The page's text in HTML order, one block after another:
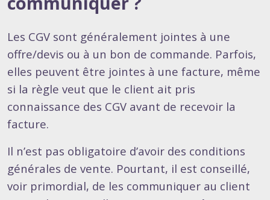
Les CGV sont généralement jointes à une
offre/devis ou à un bon de commande. Parfois,
elles peuvent être jointes à une facture, même
si la règle veut que le client ait pris
connaissance des CGV avant de recevoir la
facture.
Il n’est pas obligatoire d’avoir des conditions
générales de vente. Pourtant, il est conseillé,
voir primordial, de les communiquer au client